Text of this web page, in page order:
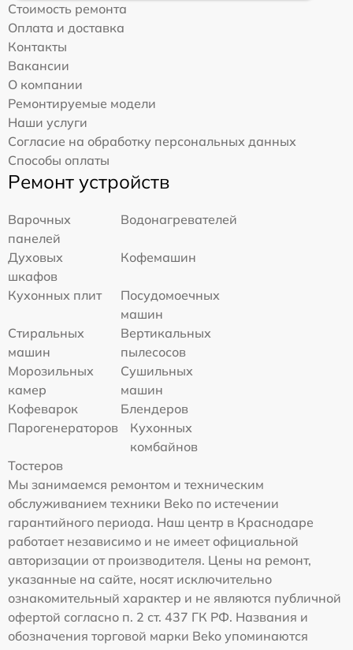
Стоимость ремонта
Оплата и доставка
Контакты
Вакансии
О компании
Ремонтируемые модели
Наши услуги
Согласие на обработку персональных данных
Способы оплаты
Ремонт устройств
Варочных
панелей
Водонагревателей
Духовых
шкафов
Кофемашин
Кухонных плит
Посудомоечных
машин
Стиральных
машин
Вертикальных
пылесосов
Морозильных
камер
Сушильных
машин
Кофеварок
Блендеров
Парогенераторов
Кухонных
комбайнов
Тостеров
Мы занимаемся ремонтом и техническим
обслуживанием техники Beko по истечении
гарантийного периода. Наш центр в Краснодаре
работает независимо и не имеет официальной
авторизации от производителя. Цены на ремонт,
указанные на сайте, носят исключительно
ознакомительный характер и не являются публичной
офертой согласно п. 2 ст. 437 ГК РФ. Названия и
обозначения торговой марки Beko упоминаются